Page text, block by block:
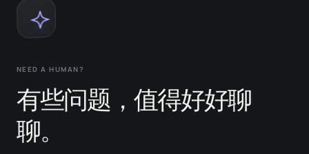
NEED A HUMAN?
有些问题，值得好好聊
聊。